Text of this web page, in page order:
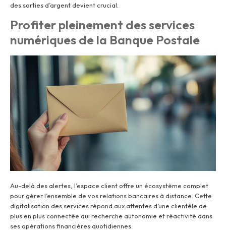
des sorties d’argent devient crucial.
Profiter pleinement des services
numériques de la Banque Postale
Au-delà des alertes, l’espace client offre un écosystème complet
pour gérer l’ensemble de vos relations bancaires à distance. Cette
digitalisation des services répond aux attentes d’une clientèle de
plus en plus connectée qui recherche autonomie et réactivité dans
ses opérations financières quotidiennes.